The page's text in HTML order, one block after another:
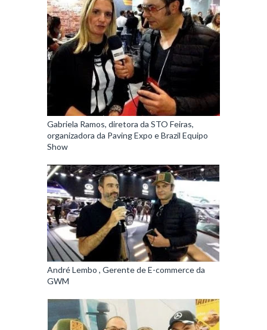
Gabriela Ramos, diretora da STO Feiras,
organizadora da Paving Expo e Brazil Equipo
Show
André Lembo , Gerente de E-commerce da
GWM